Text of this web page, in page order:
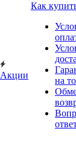
Акции
Как
на